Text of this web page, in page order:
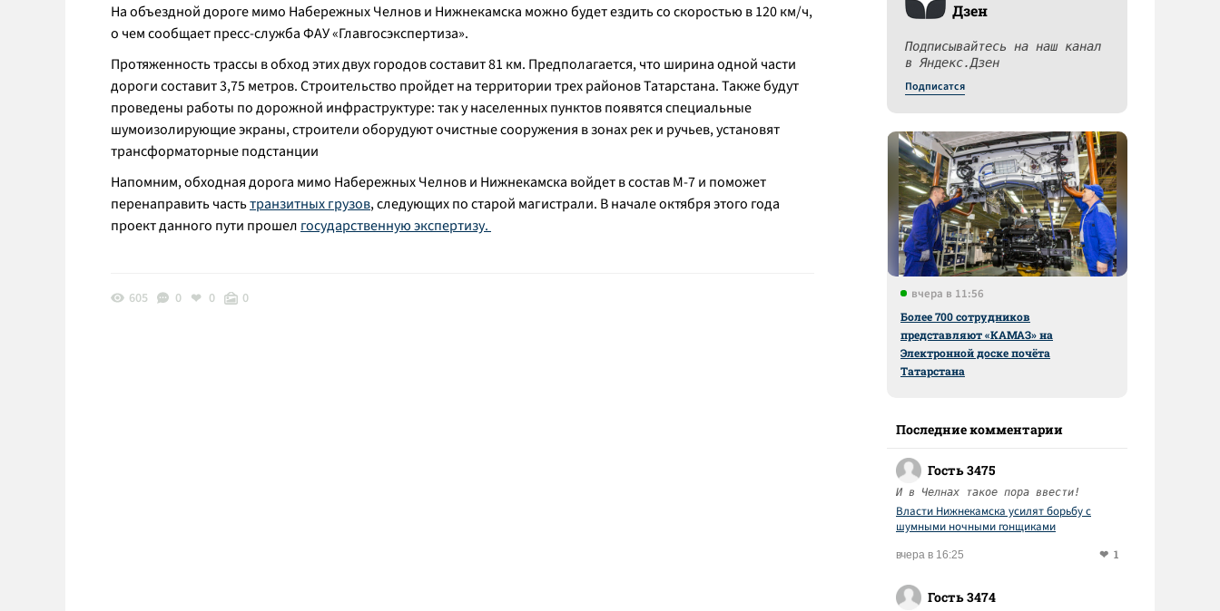
На объездной дороге мимо Набережных Челнов и Нижнекамска можно будет ездить со скоростью в 120 км/ч,
о чем сообщает пресс-служба ФАУ «Главгосэкспертиза».
Протяженность трассы в обход этих двух городов составит 81 км. Предполагается, что ширина одной части
дороги составит 3,75 метров. Строительство пройдет на территории трех районов Татарстана. Также будут
проведены работы по дорожной инфраструктуре: так у населенных пунктов появятся специальные
шумоизолирующие экраны, строители оборудуют очистные сооружения в зонах рек и ручьев, установят
трансформаторные подстанции
Напомним, обходная дорога мимо Набережных Челнов и Нижнекамска войдет в состав М-7 и поможет
перенаправить частьтранзитных грузов, следующих по старой магистрали. В начале октября этого года
проект данного пути прошел государственную экспертизу.
605 0 0 0
Дзен
Подписывайтесь на наш канал
в Яндекс.Дзен
Подписатся
вчера в 11:56
Более 700 сотрудников
представляют «КАМАЗ» на
Электронной доске почёта
Татарстана
Последние комментарии
Гость 3475
И в Челнах такое пора ввести!
Власти Нижнекамска усилят борьбу с
шумными ночными гонщиками
вчера в 16:25 1
Гость 3474